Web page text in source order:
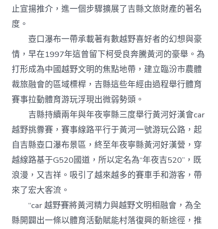
止宣揚推介，進一個步驟擴展了吉縣文旅財產的著名
度。
壺口瀑布一帶承載著有數越野喜好者的幻想與豪
情，早在1997年這曾留下柯受良奔騰黃河的豪舉。為
打形成為中國越野文明的焦點地帶，建立臨汾市農體
裁旅融會的區域標桿，吉縣這些年經由過程舉行體育
賽事拉動體育游玩浮現出微弱勢頭。
吉縣持續兩年與年夜寧縣三度舉行黃河好漢會car
越野挑釁賽，賽事線路平行于黃河一號游玩公路，起
自吉縣壺口瀑布景區，終至年夜寧縣黃河好漢營，穿
越線路基于G520國道，所以定名為“年夜吉520”，既
浪漫，又吉祥。吸引了越來越多的賽車手和游客，帶
來了宏大客流。
“car 越野賽將黃河精力與越野文明相融會，為全
縣開闢出一條以體育活動賦能村落復興的新途徑，推